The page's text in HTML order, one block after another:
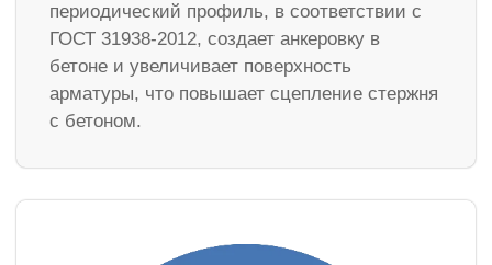
периодический профиль, в соответствии с
ГОСТ 31938-2012, создает анкеровку в
бетоне и увеличивает поверхность
арматуры, что повышает сцепление стержня
с бетоном.